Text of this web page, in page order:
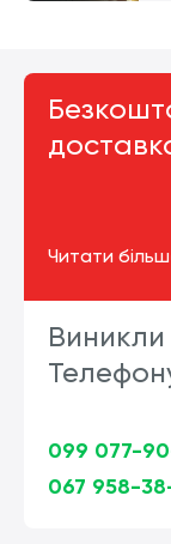
Читати
Виникли
099 077-
067 958-